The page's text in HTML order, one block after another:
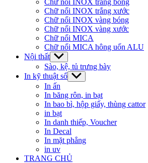
Chữ nổi INOX trắng bóng
Chữ nổi INOX trắng xước
Chữ nổi INOX vàng bóng
Chữ nổi INOX vàng xước
Chữ nổi MICA
Chữ nổi MICA hông uốn ALU
Nội thất Show
sub
menu
Sào, kệ, tủ trưng bày
In kỹ thuật số Show
sub
menu
In ấn
In băng rôn, in bạt
In bao bì, hộp giấy, thùng cattor
in bạt
In danh thiếp, Voucher
In Decal
In mặt phẳng
in uv
TRANG CHỦ